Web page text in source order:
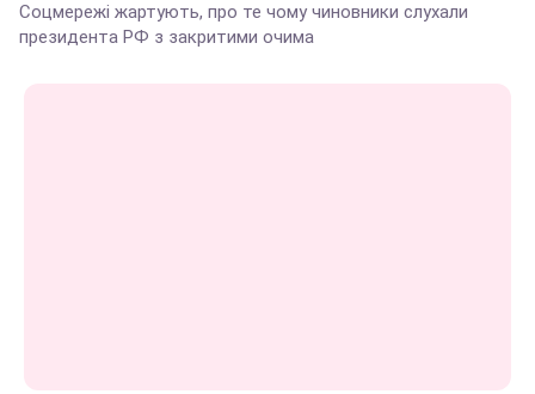
Соцмережі жартують, про те чому чиновники слухали
президента РФ з закритими очима